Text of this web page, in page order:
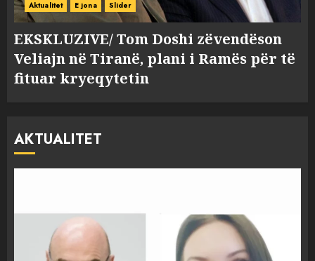
Aktualitet E jona Slider
EKSKLUZIVE/ Tom Doshi zëvendëson
Veliajn në Tiranë, plani i Ramës për të
fituar kryeqytetin
AKTUALITET